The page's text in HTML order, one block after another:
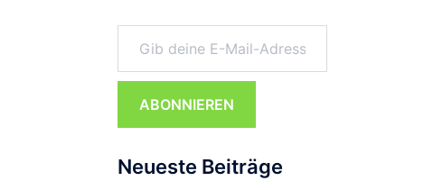
Gib deine E-Mail-Adresse ein ...
ABONNIEREN
Neueste Beiträge